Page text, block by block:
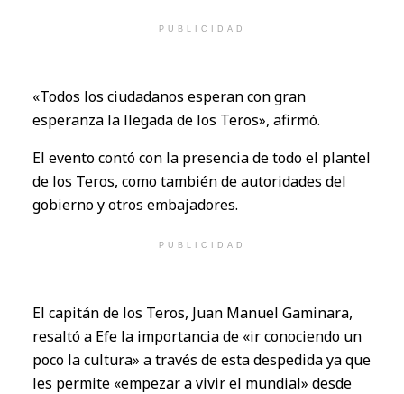
PUBLICIDAD
«Todos los ciudadanos esperan con gran
esperanza la llegada de los Teros», afirmó.
El evento contó con la presencia de todo el plantel
de los Teros, como también de autoridades del
gobierno y otros embajadores.
PUBLICIDAD
El capitán de los Teros, Juan Manuel Gaminara,
resaltó a Efe la importancia de «ir conociendo un
poco la cultura» a través de esta despedida ya que
les permite «empezar a vivir el mundial» desde